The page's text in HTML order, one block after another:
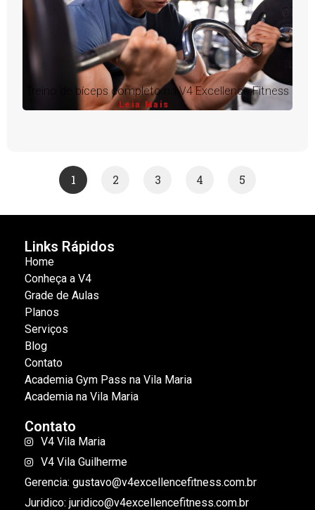
Treino de bíceps completo na V4 Excellence Fitness
Leia Mais
1 2 3 4 5
Links Rápidos
Home
Conheça a V4
Grade de Aulas
Planos
Serviços
Blog
Contato
Academia Gym Pass na Vila Maria
Academia na Vila Maria
Contato
V4 Vila Maria
V4 Vila Guilherme
Gerencia: gustavo@v4excellencefitness.com.br
Juridico: juridico@v4excellencefitness.com.br